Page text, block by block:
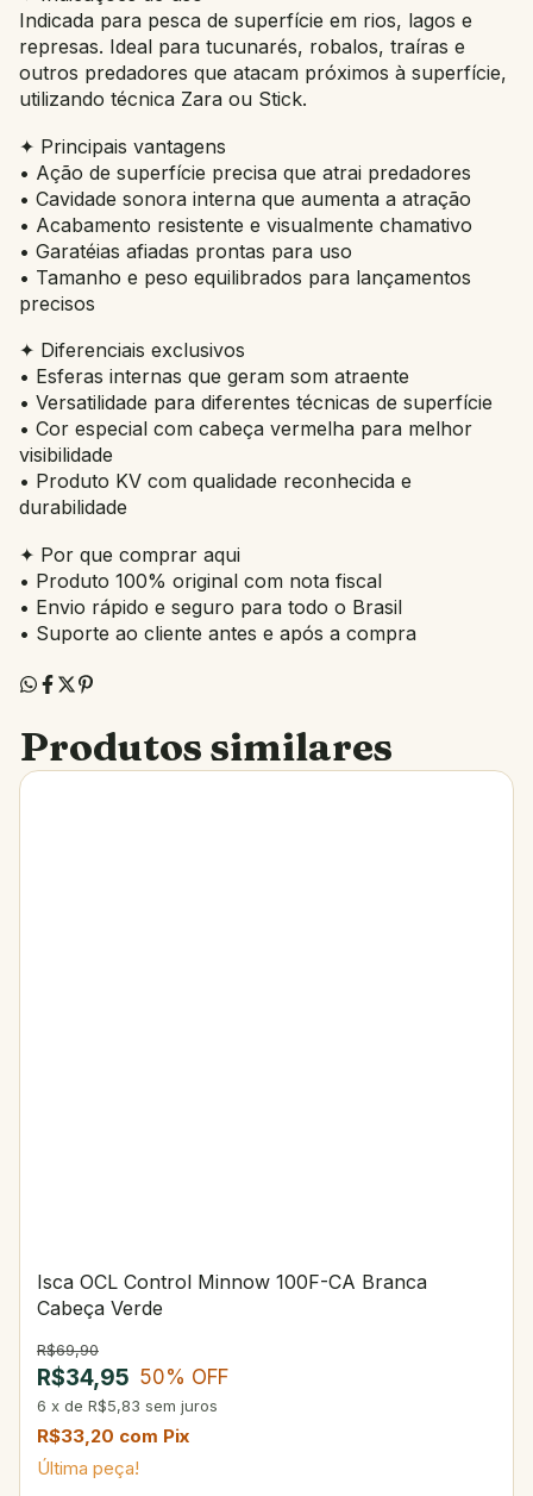
Indicada para pesca de superfície em rios, lagos e
represas. Ideal para tucunarés, robalos, traíras e
outros predadores que atacam próximos à superfície,
utilizando técnica Zara ou Stick.
✦ Principais vantagens
• Ação de superfície precisa que atrai predadores
• Cavidade sonora interna que aumenta a atração
• Acabamento resistente e visualmente chamativo
• Garatéias afiadas prontas para uso
• Tamanho e peso equilibrados para lançamentos
precisos
✦ Diferenciais exclusivos
• Esferas internas que geram som atraente
• Versatilidade para diferentes técnicas de superfície
• Cor especial com cabeça vermelha para melhor
visibilidade
• Produto KV com qualidade reconhecida e
durabilidade
✦ Por que comprar aqui
• Produto 100% original com nota fiscal
• Envio rápido e seguro para todo o Brasil
• Suporte ao cliente antes e após a compra
Produtos similares
Isca OCL Control Minnow 100F-CA Branca
Cabeça Verde
R$34,95
R$69,90
50% OFF
6 x de R$5,83 sem juros
R$33,20 com Pix
Última peça!